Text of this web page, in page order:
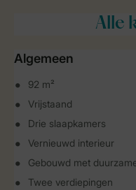
Alle
Algemeen
92 m²
Vrijstaand
Drie slaapkamers
Vernieuwd interieur
Gebouwd met
Twee verdiepingen